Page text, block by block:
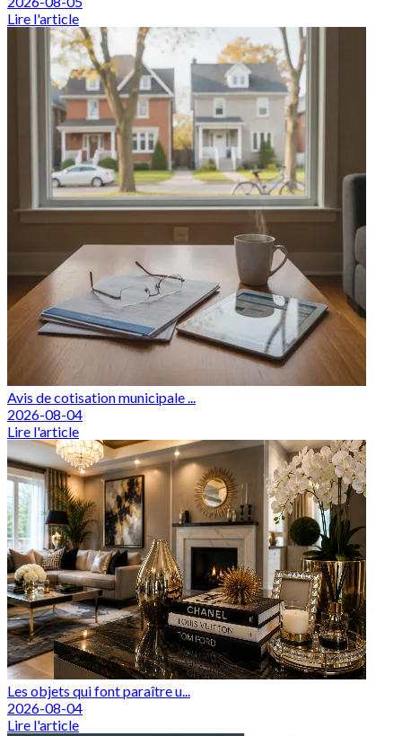
Lire l'article
Avis de cotisation municipale ...
2026-08-04
Lire l'article
Les objets qui font paraître u...
2026-08-04
Lire l'article